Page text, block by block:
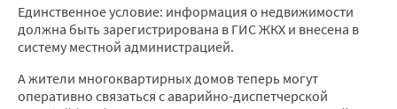
Единственное условие: информация о недвижимости
должна быть зарегистрирована в ГИС ЖКХ и внесена в
систему местной администрацией.
А жители многоквартирных домов теперь могут
оперативно связаться с аварийно-диспетчерской